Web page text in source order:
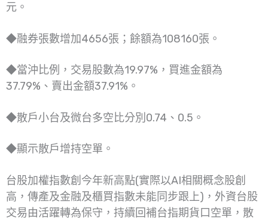
元。
◆融券張數增加4656張；餘額為108160張。
◆當沖比例，交易股數為19.97%，買進金額為
37.79%、賣出金額37.91%。
◆散戶小台及微台多空比分別0.74、0.5。
◆顯示散戶增持空單。
台股加權指數創今年新高點(實際以AI相關概念股創
高，傳產及金融及櫃買指數未能同步跟上)，外資台股
交易由活躍轉為保守，持續回補台指期貨口空單，散